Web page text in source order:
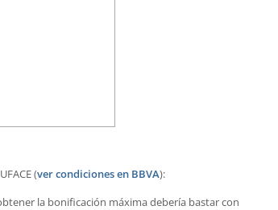
(ver condiciones en BBVA):
la bonificación máxima debería bastar con